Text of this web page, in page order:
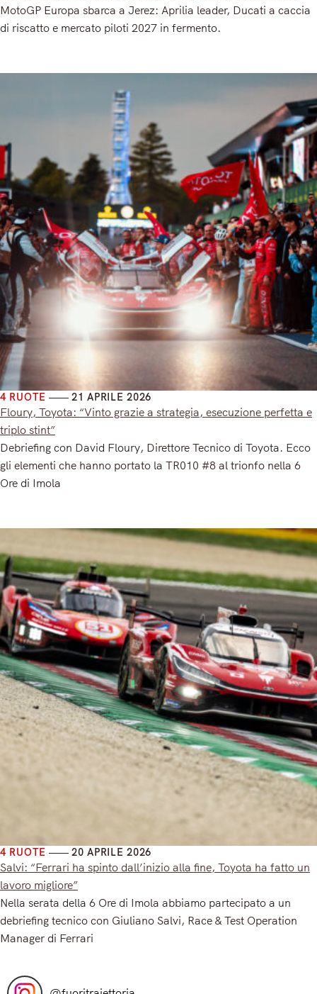
MotoGP Europa sbarca a Jerez: Aprilia leader, Ducati a caccia
di riscatto e mercato piloti 2027 in fermento.
4 RUOTE 21 APRILE 2026
Floury, Toyota: “Vinto grazie a strategia, esecuzione perfetta e
triplo stint”
Debriefing con David Floury, Direttore Tecnico di Toyota. Ecco
gli elementi che hanno portato la TR010 #8 al trionfo nella 6
Ore di Imola
4 RUOTE 20 APRILE 2026
Salvi: “Ferrari ha spinto dall’inizio alla fine, Toyota ha fatto un
lavoro migliore”
Nella serata della 6 Ore di Imola abbiamo partecipato a un
debriefing tecnico con Giuliano Salvi, Race & Test Operation
Manager di Ferrari